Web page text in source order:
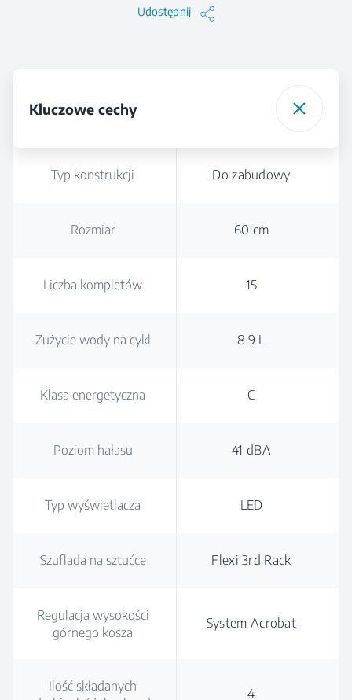
Udostępnij
Kluczowe cechy
Typ konstrukcji Do zabudowy
Rozmiar 60 cm
Liczba kompletów 15
Zużycie wody na cykl 8.9 L
Klasa energetyczna C
Poziom hałasu 41 dBA
Typ wyświetlacza LED
Szuflada na sztućce Flexi 3rd Rack
Regulacja wysokości
górnego kosza
System Acrobat
Ilość składanych
4